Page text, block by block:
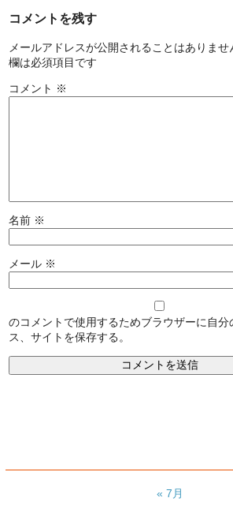
コメントを残す
メールアドレスが公開されることはありませ
欄は必須項目です
コメント ※
名前 ※
メール ※
のコメントで使用するためブラウザーに自
ス、サイトを保存する。
« 7月